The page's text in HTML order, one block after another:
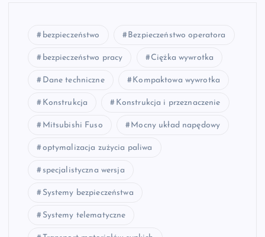
bezpieczeństwo Bezpieczeństwo operatora
bezpieczeństwo pracy Ciężka wywrotka
Dane techniczne Kompaktowa wywrotka
Konstrukcja Konstrukcja i przeznaczenie
Mitsubishi Fuso Mocny układ napędowy
optymalizacja zużycia paliwa
specjalistyczna wersja
Systemy bezpieczeństwa
Systemy telematyczne